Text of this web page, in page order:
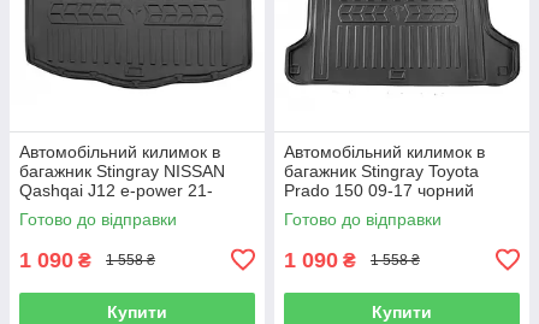
Автомобільний килимок в
багажник Stingray NISSAN
Qashqai J12 e-power 21-
чорний Ниссан Кашкай
Готово до відправки
1 090 ₴ 1 558 ₴
Купити
Автомобільний килимок в
багажник Stingray Toyota
Prado 150 09-17 чорний
Тойота Прадо 150
Готово до відправки
1 090 ₴ 1 558 ₴
Купити